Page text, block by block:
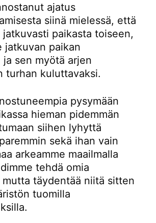
ajatus
siinä mielessä, että
paikasta toiseen,
jatkuvan paikan
sen myötä arjen
turhan kuluttavaksi.
pysymään
hieman pidemmän
siihen lyhyttä
sekä ihan vain
arkeamme maailmalla
tehdä omia
täydentää niitä sitten
tuomilla